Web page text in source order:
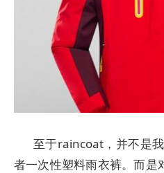
至于raincoat，并不是
者一次性塑料雨衣裤。而